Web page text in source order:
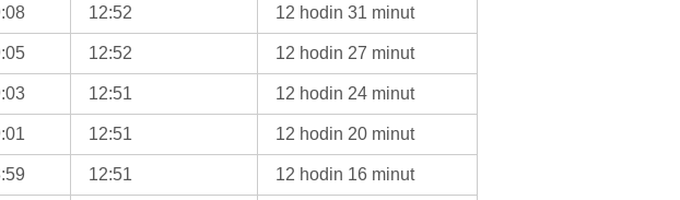
12:52 12 hodin 31 minut
12:52 12 hodin 27 minut
12:51 12 hodin 24 minut
12:51 12 hodin 20 minut
12:51 12 hodin 16 minut